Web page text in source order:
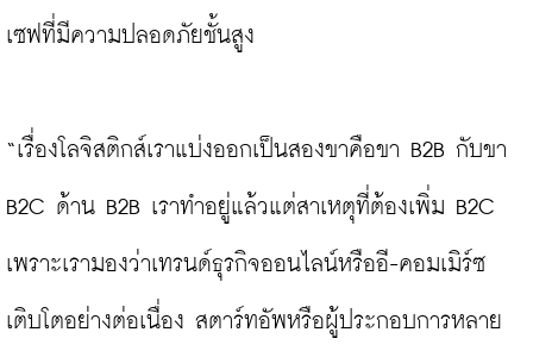
เซฟที่มีความปลอดภัยชั้นสูง
“เรื่องโลจิสติกส์เราแบ่งออกเป็นสองขาคือขา B2B กับขา
B2C ด้าน B2B เราทำอยู่แล้วแต่สาเหตุที่ต้องเพิ่ม B2C
เพราะเรามองว่าเทรนด์ธุรกิจออนไลน์หรืออี-คอมเมิร์ซ
เติบโตอย่างต่อเนื่อง สตาร์ทอัพหรือผู้ประกอบการหลาย